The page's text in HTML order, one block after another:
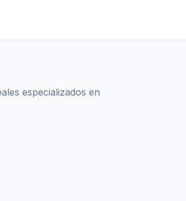
especializados en